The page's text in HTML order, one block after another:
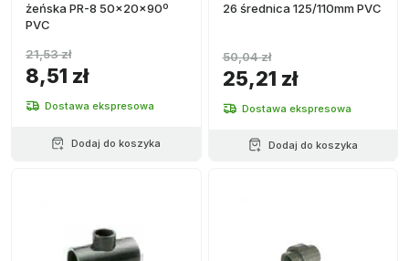
żeńska PR-8 50x20x90º
PVC
8,51 zł
21,53 zł
Dostawa ekspresowa
Dodaj do koszyka
26 średnica 125/110mm PVC
25,21 zł
50,04 zł
Dostawa ekspresowa
Dodaj do koszyka